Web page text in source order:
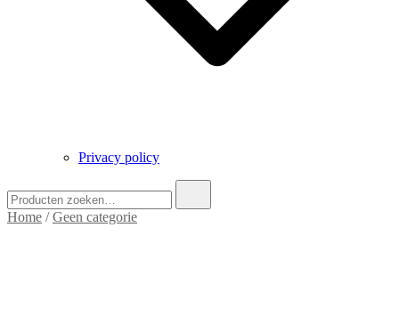
Privacy policy
naar:
Home /Geen categorie